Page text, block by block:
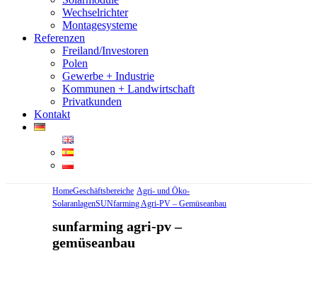
Wechselrichter
Montagesysteme
Referenzen
Freiland/Investoren
Polen
Gewerbe + Industrie
Kommunen + Landwirtschaft
Privatkunden
Kontakt
HomeGeschäftsbereiche Agri- und Öko-
SolaranlagenSUNfarming Agri-PV – Gemüseanbau
sunfarming agri-pv –
gemüseanbau